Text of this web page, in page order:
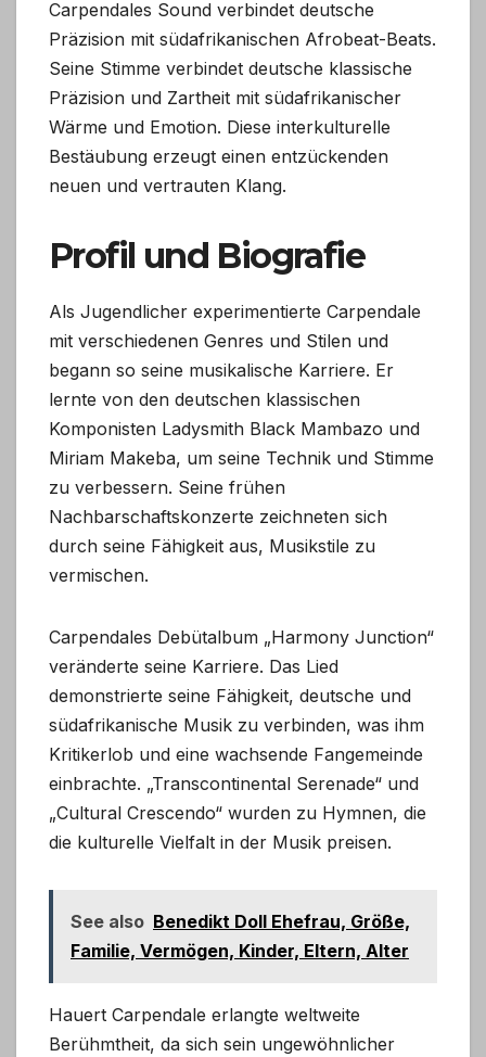
Carpendales Sound verbindet deutsche
Präzision mit südafrikanischen Afrobeat-Beats.
Seine Stimme verbindet deutsche klassische
Präzision und Zartheit mit südafrikanischer
Wärme und Emotion. Diese interkulturelle
Bestäubung erzeugt einen entzückenden
neuen und vertrauten Klang.
Profil und Biografie
Als Jugendlicher experimentierte Carpendale
mit verschiedenen Genres und Stilen und
begann so seine musikalische Karriere. Er
lernte von den deutschen klassischen
Komponisten Ladysmith Black Mambazo und
Miriam Makeba, um seine Technik und Stimme
zu verbessern. Seine frühen
Nachbarschaftskonzerte zeichneten sich
durch seine Fähigkeit aus, Musikstile zu
vermischen.
Carpendales Debütalbum „Harmony Junction“
veränderte seine Karriere. Das Lied
demonstrierte seine Fähigkeit, deutsche und
südafrikanische Musik zu verbinden, was ihm
Kritikerlob und eine wachsende Fangemeinde
einbrachte. „Transcontinental Serenade“ und
„Cultural Crescendo“ wurden zu Hymnen, die
die kulturelle Vielfalt in der Musik preisen.
See also Benedikt Doll Ehefrau, Größe,
Familie, Vermögen, Kinder, Eltern, Alter
Hauert Carpendale erlangte weltweite
Berühmtheit, da sich sein ungewöhnlicher